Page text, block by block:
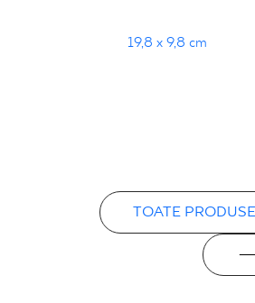
19,8 x 9,8 cm
TOATE